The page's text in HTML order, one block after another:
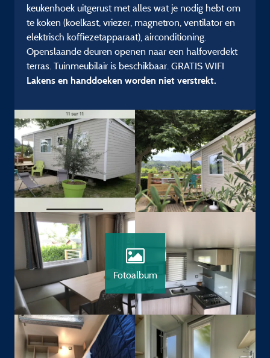
keukenhoek uitgerust met alles wat je nodig hebt om
te koken (koelkast, vriezer, magnetron, ventilator en
elektrisch koffiezetapparaat), airconditioning.
Openslaande deuren openen naar een halfoverdekt
terras. Tuinmeubilair is beschikbaar. GRATIS WIFI
Lakens en handdoeken worden niet verstrekt.
Fotoalbum